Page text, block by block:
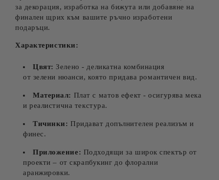
за декорация, изработка на бижута или добавяне на
финален щрих към вашите ръчно изработени
подаръци.
Характеристики:
Цвят: Зелено - деликатна комбинация
от зелени нюанси, която придава романтичен вид.
Материал: Плат с матов ефект - осигурява мека
и реалистична текстура.
Тичинки: Придават допълнителен реализъм и
финес.
Приложение: Подходящи за широк спектър от
проекти – от скрапбукинг до флорални
аранжировки.